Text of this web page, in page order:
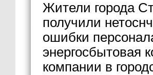
Жители города
получили
ошибки
энергосбытовая
компании в